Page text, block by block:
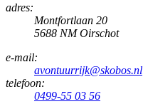
adres:
Montfortlaan 20
5688 NM Oirschot
e-mail:
avontuurrijk@skobos.nl
telefoon:
0499-55 03 56